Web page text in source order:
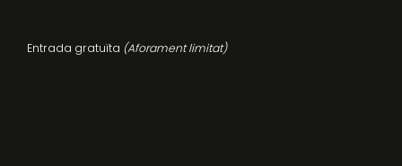
Entrada gratuïta (Aforament limitat)